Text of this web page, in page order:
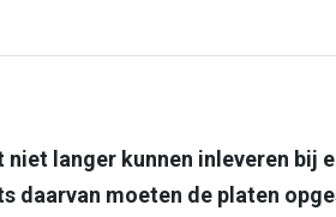
langer kunnen inleveren bij
daarvan moeten de platen